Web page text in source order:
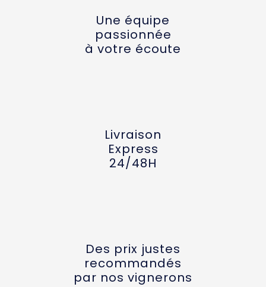
Une équipe
passionnée
à votre écoute
Livraison
Express
24/48H
Des prix justes
recommandés
par nos vignerons